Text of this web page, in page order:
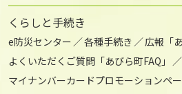
くらしと手続き
e防災センター 各種手続き 広報「
よくいただくご質問「あびら町FAQ」
マイナンバーカードプロモーションペ